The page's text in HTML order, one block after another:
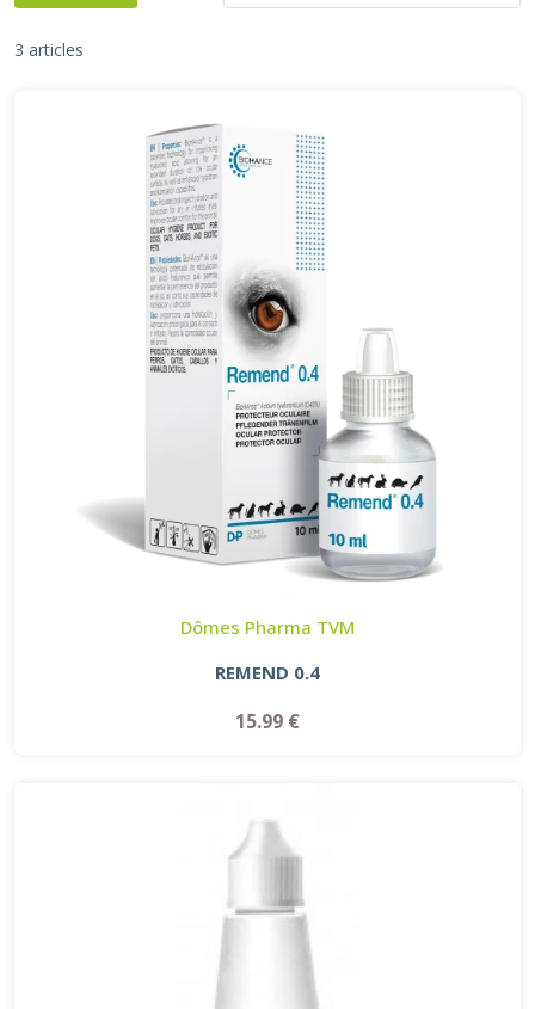
3 articles
Dômes Pharma TVM
REMEND 0.4
15.99 €